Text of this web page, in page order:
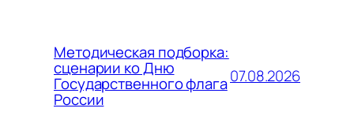
Методическая подборка:
сценарии ко Дню
Государственного флага
России
07.08.2026